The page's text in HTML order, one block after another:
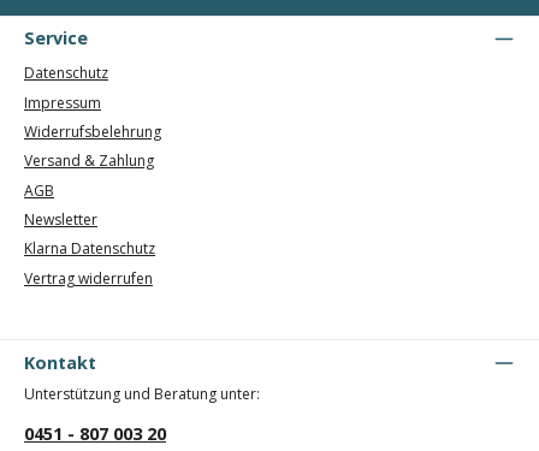
Service
Datenschutz
Impressum
Widerrufsbelehrung
Versand & Zahlung
AGB
Newsletter
Klarna Datenschutz
Vertrag widerrufen
Kontakt
Unterstützung und Beratung unter:
0451 - 807 003 20